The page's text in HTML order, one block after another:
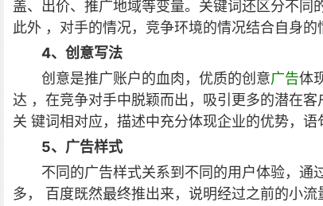
盖、出价、推广地域等变量。关键词还区分不同
此外 ，对手的情况，竞争环境的情况结合自身的
4、创意写法
创意是推广账户的血肉，优质的创意广告体
达 ，在竞争对手中脱颖而出，吸引更多的潜在
关 键词相对应，描述中充分体现企业的优势，语
5、广告样式
不同的广告样式关系到不同的用户体验，通
多， 百度既然最终推出来，说明经过之前的小